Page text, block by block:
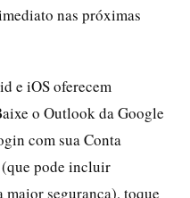
nas próximas
e iOS oferecem
o Outlook da Google
com sua Conta
pode incluir
maior segurança), toque